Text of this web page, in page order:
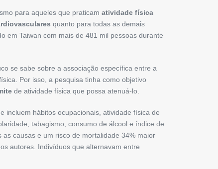
para aqueles que praticam atividade física
quanto para todas as demais
em Taiwan com mais de 481 mil pessoas durante
se sabe sobre a associação específica entre a
Por isso, a pesquisa tinha como objetivo
de atividade física que possa atenuá-lo.
incluem hábitos ocupacionais, atividade física de
tabagismo, consumo de álcool e índice de
causas e um risco de mortalidade 34% maior
autores. Indivíduos que alternavam entre